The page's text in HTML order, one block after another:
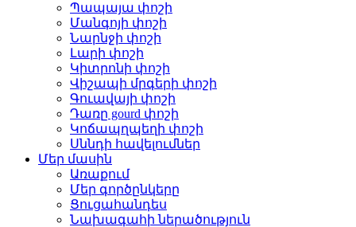
Պապայա փոշի
Մանգոյի փոշի
Նարնջի փոշի
Լարի փոշի
Կիտրոնի փոշի
Վիշապի մրգերի փոշի
Գուավայի փոշի
Դառը gourd փոշի
Կոճապղպեղի փոշի
Սննդի հավելումներ
Մեր մասին
Առաքում
Մեր գործընկերը
Ցուցահանդես
Նախագահի ներածություն